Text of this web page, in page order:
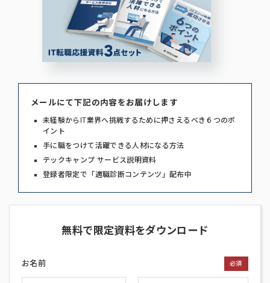
メールにて下記の内容をお届けします
未経験からIT業界へ挑戦するために押さえるべき６つのポ
イント
手に職をつけて活躍できる人材になる方法
テックキャンプ サービス説明資料
登録者限定で「適職診断コンテンツ」配布中
無料で限定資料をダウンロード
お名前 必須